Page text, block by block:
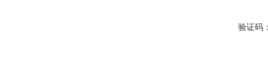
验证码